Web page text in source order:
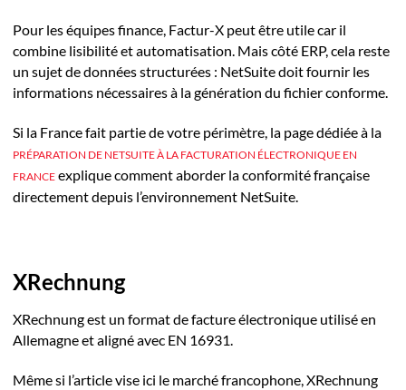
Pour les équipes finance, Factur-X peut être utile car il
combine lisibilité et automatisation. Mais côté ERP, cela reste
un sujet de données structurées : NetSuite doit fournir les
informations nécessaires à la génération du fichier conforme.
Si la France fait partie de votre périmètre, la page dédiée à la
PRÉPARATION DE NETSUITE À LA FACTURATION ÉLECTRONIQUE EN
FRANCEexplique comment aborder la conformité française
directement depuis l’environnement NetSuite.
XRechnung
XRechnung est un format de facture électronique utilisé en
Allemagne et aligné avec EN 16931.
Même si l’article vise ici le marché francophone, XRechnung